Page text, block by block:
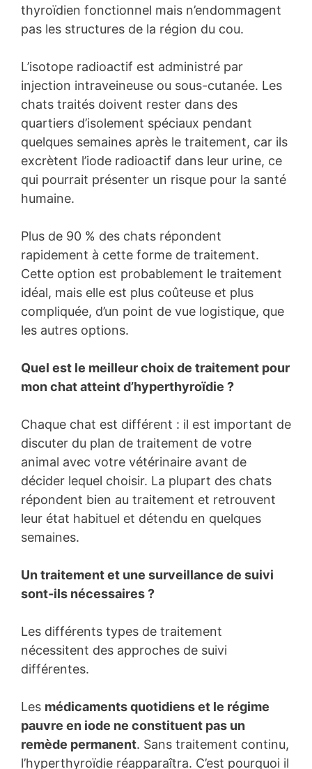
thyroïdien fonctionnel mais n’endommagent
pas les structures de la région du cou.
L’isotope radioactif est administré par
injection intraveineuse ou sous-cutanée. Les
chats traités doivent rester dans des
quartiers d’isolement spéciaux pendant
quelques semaines après le traitement, car ils
excrètent l’iode radioactif dans leur urine, ce
qui pourrait présenter un risque pour la santé
humaine.
Plus de 90 % des chats répondent
rapidement à cette forme de traitement.
Cette option est probablement le traitement
idéal, mais elle est plus coûteuse et plus
compliquée, d’un point de vue logistique, que
les autres options.
Quel est le meilleur choix de traitement pour
mon chat atteint d’hyperthyroïdie ?
Chaque chat est différent : il est important de
discuter du plan de traitement de votre
animal avec votre vétérinaire avant de
décider lequel choisir. La plupart des chats
répondent bien au traitement et retrouvent
leur état habituel et détendu en quelques
semaines.
Un traitement et une surveillance de suivi
sont-ils nécessaires ?
Les différents types de traitement
nécessitent des approches de suivi
différentes.
Les médicaments quotidiens et le régime
pauvre en iode ne constituent pas un
remède permanent. Sans traitement continu,
l’hyperthyroïdie réapparaîtra. C’est pourquoi il